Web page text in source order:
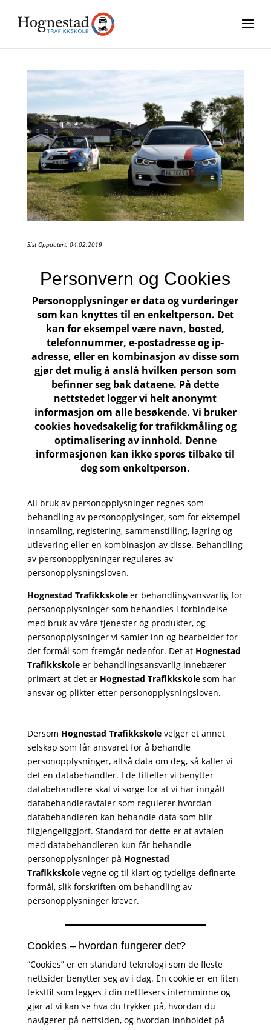
Sist Oppdatert: 04.02.2019
Personvern og Cookies
Personopplysninger er data og vurderinger
som kan knyttes til en enkeltperson. Det
kan for eksempel være navn, bosted,
telefonnummer, e-postadresse og ip-
adresse, eller en kombinasjon av disse som
gjør det mulig å anslå hvilken person som
befinner seg bak dataene. På dette
nettstedet logger vi helt anonymt
informasjon om alle besøkende. Vi bruker
cookies hovedsakelig for trafikkmåling og
optimalisering av innhold. Denne
informasjonen kan ikke spores tilbake til
deg som enkeltperson.
All bruk av personopplysninger regnes som
behandling av personopplysinger, som for eksempel
innsamling, registering, sammenstilling, lagring og
utlevering eller en kombinasjon av disse. Behandling
av personopplysninger reguleres av
personopplysningsloven.
Hognestad Trafikkskoleer behandlingsansvarlig for
personopplysninger som behandles i forbindelse
med bruk av våre tjenester og produkter, og
personopplysninger vi samler inn og bearbeider for
det formål som fremgår nedenfor. Det at Hognestad
Trafikkskoleer behandlingsansvarlig innebærer
primært at det er Hognestad Trafikkskolesom har
ansvar og plikter etter personopplysningsloven.
Dersom Hognestad Trafikkskolevelger et annet
selskap som får ansvaret for å behandle
personopplysninger, altså data om deg, så kaller vi
det en databehandler. I de tilfeller vi benytter
databehandlere skal vi sørge for at vi har inngått
databehandleravtaler som regulerer hvordan
databehandleren kan behandle data som blir
tilgjengeliggjort. Standard for dette er at avtalen
med databehandleren kun får behandle
personopplysninger på Hognestad
Trafikkskolevegne og til klart og tydelige definerte
formål, slik forskriften om behandling av
personopplysninger krever.
Cookies – hvordan fungerer det?
“Cookies” er en standard teknologi som de fleste
nettsider benytter seg av i dag. En cookie er en liten
tekstfil som legges i din nettlesers internminne og
gjør at vi kan se hva du trykker på, hvordan du
navigerer på nettsiden, og hvordan innholdet på